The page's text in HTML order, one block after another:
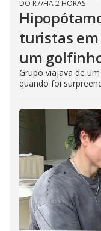
DO R7/HÁ 2 HORAS
turistas em
um
Grupo viajava de
quando foi